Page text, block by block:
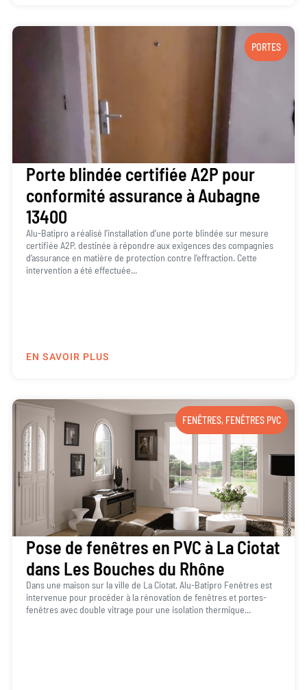
PORTES
Porte blindée certifiée A2P pour
conformité assurance à Aubagne
13400
Alu-Batipro a réalisé l’installation d’une porte blindée sur mesure
certifiée A2P, destinée à répondre aux exigences des compagnies
d’assurance en matière de protection contre l’effraction. Cette
intervention a été effectuée...
EN SAVOIR PLUS
FENÊTRES, FENÊTRES PVC
Pose de fenêtres en PVC à La Ciotat
dans Les Bouches du Rhône
Dans une maison sur la ville de La Ciotat, Alu-Batipro Fenêtres est
intervenue pour procéder à la rénovation de fenêtres et portes-
fenêtres avec double vitrage pour une isolation thermique...